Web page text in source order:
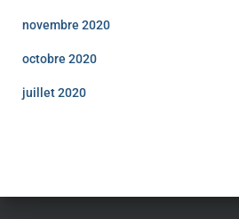
novembre 2020
octobre 2020
juillet 2020